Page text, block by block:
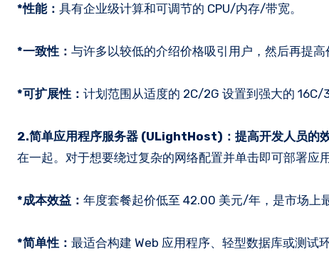
*性能： 具有企业级计算和可调节的 CPU/内存/带宽。
*一致性： 与许多以较低的介绍价格吸引用户，然后再提
*可扩展性： 计划范围从适度的 2C/2G 设置到强大的 16C/
2.简单应用程序服务器 (ULightHost)：提高开发人员的
在一起。对于想要绕过复杂的网络配置并单击即可部署应
*成本效益： 年度套餐起价低至 42.00 美元/年，是市场上
*简单性： 最适合构建 Web 应用程序、轻型数据库或测试